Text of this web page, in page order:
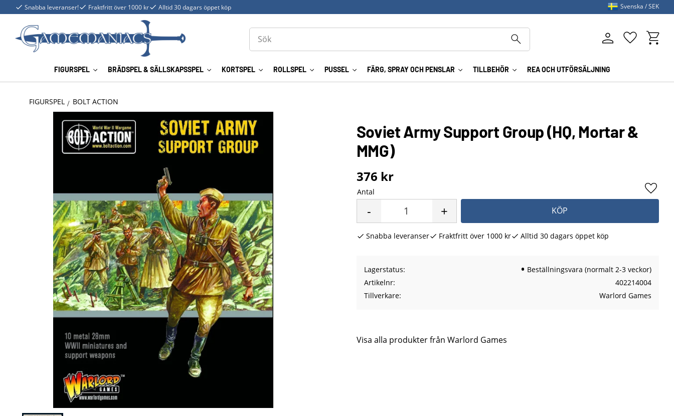
Snabba leveranser! Fraktfritt över 1000 kr Alltid 30 dagars öppet köp
FIGURSPEL BRÄDSPEL & SÄLLSKAPSSPEL KORTSPEL ROLLSPEL PUSSEL FÄRG, SPRAY OCH PENSLAR TILLBEHÖR REA OCH UTFÖRSÄLJNING
Favoriter
Svenska SEK
FIGURSPEL BOLT ACTION
Soviet Army Support Group (HQ, Mortar &
MMG)
376 kr
Antal
+
- KÖP
Lägg
Snabba leveranser Fraktfritt över 1000 kr Alltid 30 dagars öppet köp
Lagerstatus
Beställningsvara (normalt 2-3 veckor)
Artikelnr
402214004
Tillverkare
Warlord Games
Visa alla produkter från Warlord Games